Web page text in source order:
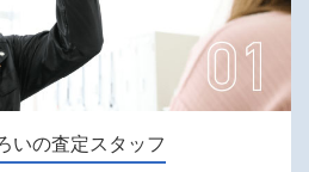
いの査定スタッフ